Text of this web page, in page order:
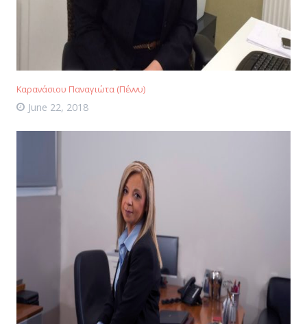
Καρανάσιου Παναγιώτα (Πέννυ)
June 22, 2018